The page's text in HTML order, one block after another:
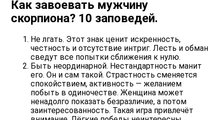
Как завоевать мужчину
скорпиона? 10 заповедей.
Не лгать. Этот знак ценит искренность,
честность и отсутствие интриг. Лесть и обман
сведут все попытки сближения к нулю.
Быть неординарной. Нестандартность манит
его. Он и сам такой. Страстность сменяется
спокойствием, активность — желанием
побыть в одиночестве. Женщина может
ненадолго показать безразличие, а потом
заинтересованность. Такая игра привлечёт